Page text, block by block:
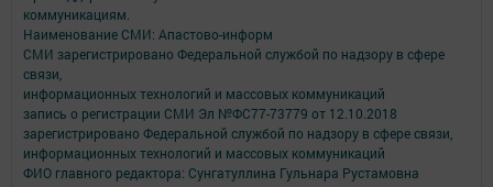
коммуникациям.
Наименование СМИ: Апастово-информ
СМИ зарегистрировано Федеральной службой по надзору в сфере
связи,
информационных технологий и массовых коммуникаций
запись о регистрации СМИ Эл №ФС77-73779 от 12.10.2018
зарегистрировано Федеральной службой по надзору в сфере связи,
информационных технологий и массовых коммуникаций
ФИО главного редактора: Сунгатуллина Гульнара Рустамовна